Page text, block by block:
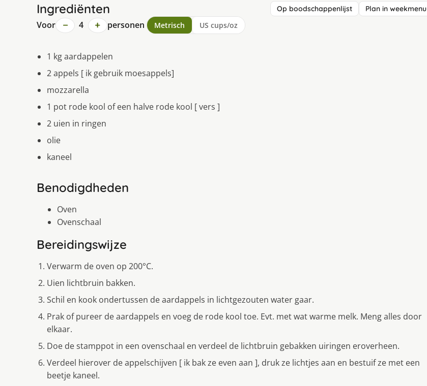
Ingrediënten Op boodschappenlijst Plan in weekmenu
Voor − 4 + personen Metrisch US cups/oz
1 kg aardappelen
2 appels [ ik gebruik moesappels]
mozzarella
1 pot rode kool of een halve rode kool [ vers ]
2 uien in ringen
olie
kaneel
Benodigdheden
Oven
Ovenschaal
Bereidingswijze
Verwarm de oven op 200°C.
Uien lichtbruin bakken.
Schil en kook ondertussen de aardappels in lichtgezouten water gaar.
Prak of pureer de aardappels en voeg de rode kool toe. Evt. met wat warme melk. Meng alles door
elkaar.
Doe de stamppot in een ovenschaal en verdeel de lichtbruin gebakken uiringen eroverheen.
Verdeel hierover de appelschijven [ ik bak ze even aan ], druk ze lichtjes aan en bestuif ze met een
beetje kaneel.